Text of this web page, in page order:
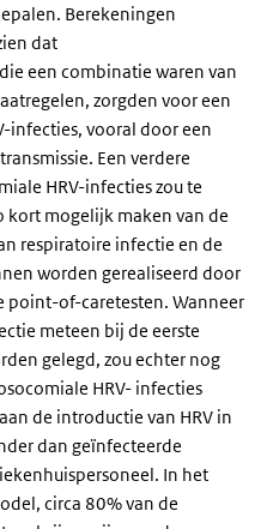
Berekeningen
dat
een combinatie waren van
zorgden voor een
infecties, vooral door een
Een verdere
HRV-infecties zou te
kort mogelijk maken van de
respiratoire infectie en de
worden gerealiseerd door
point-of-caretesten. Wanneer
meteen bij de eerste
gelegd, zou echter nog
HRV- infecties
de introductie van HRV in
dan geïnfecteerde
In het
circa 80% van de